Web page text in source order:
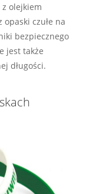
olejkiem
czułe na
bezpiecznego
jest także
długości.